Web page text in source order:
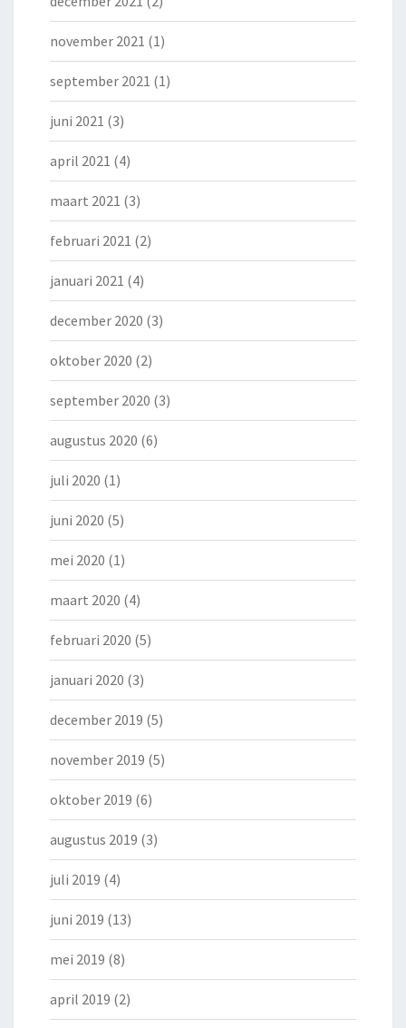
november 2021 (1)
september 2021 (1)
juni 2021 (3)
april 2021 (4)
maart 2021 (3)
februari 2021 (2)
januari 2021 (4)
december 2020 (3)
oktober 2020 (2)
september 2020 (3)
augustus 2020 (6)
juli 2020 (1)
juni 2020 (5)
mei 2020 (1)
maart 2020 (4)
februari 2020 (5)
januari 2020 (3)
december 2019 (5)
november 2019 (5)
oktober 2019 (6)
augustus 2019 (3)
juli 2019 (4)
juni 2019 (13)
mei 2019 (8)
april 2019 (2)